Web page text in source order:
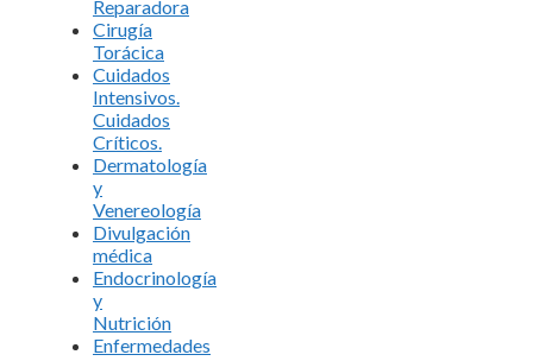
Reparadora
Cirugía
Torácica
Cuidados
Intensivos.
Cuidados
Críticos.
Dermatología
y
Venereología
Divulgación
médica
Endocrinología
y
Nutrición
Enfermedades